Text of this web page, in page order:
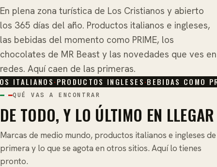
En plena zona turística de Los Cristianos y abierto
los 365 días del año. Productos italianos e ingleses,
las bebidas del momento como PRIME, los
chocolates de MR Beast y las novedades que ves en
redes. Aquí caen de las primeras.
ITALIANOS· PRODUCTOS INGLESES· BEBIDAS COMO
QUÉ VAS A ENCONTRAR
DE TODO, Y LO ÚLTIMO EN LLEGAR
Marcas de medio mundo, productos italianos e ingleses de
primera y lo que se agota en otros sitios. Aquí lo tienes
pronto.